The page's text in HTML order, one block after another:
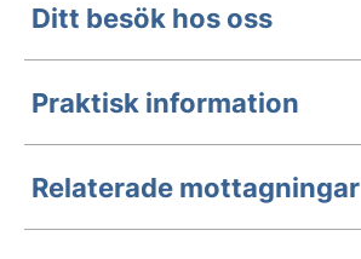
Ditt besök hos oss
Praktisk information
Relaterade mottagningar